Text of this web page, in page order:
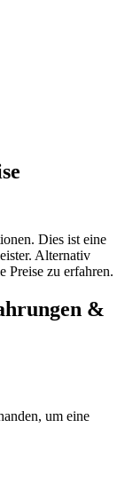
Dies ist eine
Alternativ
Preise zu erfahren.
&
um eine